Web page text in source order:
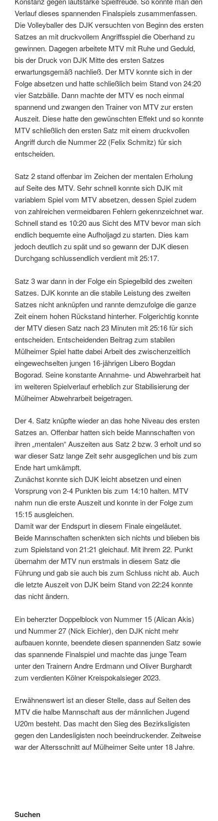
Verlauf dieses spannenden Finalspiels zusammenfassen.
Die Volleyballer des DJK versuchten von Beginn des ersten
Satzes an mit druckvollem Angriffsspiel die Oberhand zu
gewinnen. Dagegen arbeitete MTV mit Ruhe und Geduld,
bis der Druck von DJK Mitte des ersten Satzes
erwartungsgemäß nachließ. Der MTV konnte sich in der
Folge absetzen und hatte schließlich beim Stand von 24:20
vier Satzbälle. Dann machte der MTV es noch einmal
spannend und zwangen den Trainer von MTV zur ersten
Auszeit. Diese hatte den gewünschten Effekt und so konnte
MTV schließlich den ersten Satz mit einem druckvollen
Angriff durch die Nummer 22 (Felix Schmitz) für sich
entscheiden.
Satz 2 stand offenbar im Zeichen der mentalen Erholung
auf Seite des MTV. Sehr schnell konnte sich DJK mit
variablem Spiel vom MTV absetzen, dessen Spiel zudem
von zahlreichen vermeidbaren Fehlern gekennzeichnet war.
Schnell stand es 10:20 aus Sicht des MTV bevor man sich
endlich bequemte eine Aufholjagd zu starten. Dies kam
jedoch deutlich zu spät und so gewann der DJK diesen
Durchgang schlussendlich verdient mit 25:17.
Satz 3 war dann in der Folge ein Spiegelbild des zweiten
Satzes. DJK konnte an die stabile Leistung des zweiten
Satzes nicht anknüpfen und rannte demzufolge die ganze
Zeit einem hohen Rückstand hinterher. Folgerichtig konnte
der MTV diesen Satz nach 23 Minuten mit 25:16 für sich
entscheiden. Entscheidenden Beitrag zum stabilen
Mülheimer Spiel hatte dabei Arbeit des zwischenzeitlich
eingewechselten jungen 16-jährigen Libero Bogdan
Bogorad. Seine konstante Annahme- und Abwehrarbeit hat
im weiteren Spielverlauf erheblich zur Stabilisierung der
Mülheimer Abwehrarbeit beigetragen.
Der 4. Satz knüpfte wieder an das hohe Niveau des ersten
Satzes an. Offenbar hatten sich beide Mannschaften von
ihren „mentalen“ Auszeiten aus Satz 2 bzw. 3 erholt und so
war dieser Satz lange Zeit sehr ausgeglichen und bis zum
Ende hart umkämpft.
Zunächst konnte sich DJK leicht absetzen und einen
Vorsprung von 2-4 Punkten bis zum 14:10 halten. MTV
nahm nun die erste Auszeit und konnte in der Folge zum
15:15 ausgleichen.
Damit war der Endspurt in diesem Finale eingeläutet.
Beide Mannschaften schenkten sich nichts und blieben bis
zum Spielstand von 21:21 gleichauf. Mit ihrem 22. Punkt
übernahm der MTV nun erstmals in diesem Satz die
Führung und gab sie auch bis zum Schluss nicht ab. Auch
die letzte Auszeit von DJK beim Stand von 22:24 konnte
das nicht ändern.
Ein beherzter Doppelblock von Nummer 15 (Alican Akis)
und Nummer 27 (Nick Eichler), den DJK nicht mehr
aufbauen konnte, beendete diesen spannenden Satz sowie
das spannende Finalspiel und machte das junge Team
unter den Trainern Andre Erdmann und Oliver Burghardt
zum verdienten Kölner Kreispokalsieger 2023.
Erwähnenswert ist an dieser Stelle, dass auf Seiten des
MTV die halbe Mannschaft aus der männlichen Jugend
U20m besteht. Das macht den Sieg des Bezirksligisten
gegen den Landesligisten noch beeindruckender. Zeitweise
war der Altersschnitt auf Mülheimer Seite unter 18 Jahre.
Suchen